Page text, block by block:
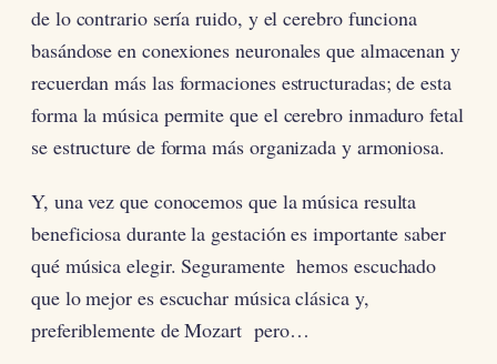
de lo contrario sería ruido, y el cerebro funciona
basándose en conexiones neuronales que almacenan y
recuerdan más las formaciones estructuradas; de esta
forma la música permite que el cerebro inmaduro fetal
se estructure de forma más organizada y armoniosa.
Y, una vez que conocemos que la música resulta
beneficiosa durante la gestación es importante saber
qué música elegir. Seguramente hemos escuchado
que lo mejor es escuchar música clásica y,
preferiblemente de Mozart pero…